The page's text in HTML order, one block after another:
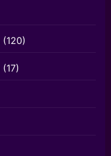
(120)
(17)